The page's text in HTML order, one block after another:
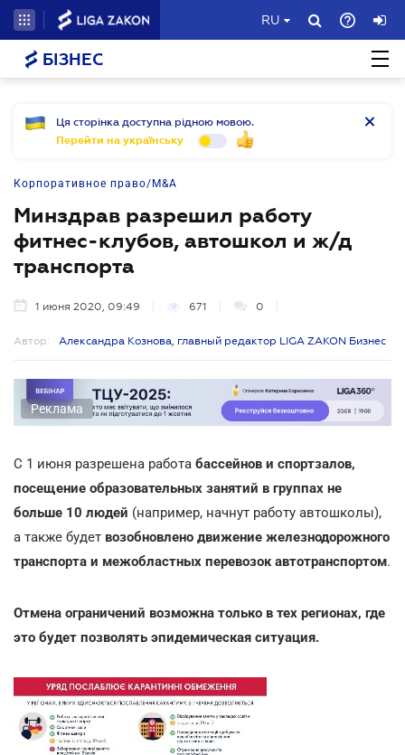
RU
БІЗНЕС
Ця сторінка доступна рідною мовою.
Перейти на українську
Корпоративное право/M&A
Минздрав разрешил работу
фитнес-клубов, автошкол и ж/д
транспорта
1 июня 2020, 09:49 671 0
Автор: Александра Кознова, главный редактор LIGA ZAKON Бизнес
Реклама
С 1 июня разрешена работа бассейнов и спортзалов,
посещение образовательных занятий в группах не
больше 10 людей (например, начнут работу автошколы),
а также будет возобновлено движение железнодорожного
транспорта и межобластных перевозок автотранспортом.
Отмена ограничений возможна только в тех регионах, где
это будет позволять эпидемическая ситуация.